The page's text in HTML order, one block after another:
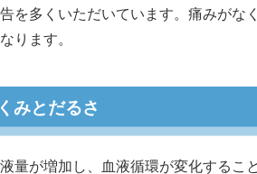
を多くいただいています。痛みがな
ります。
みとだるさ
量が増加し、血液循環が変化するこ